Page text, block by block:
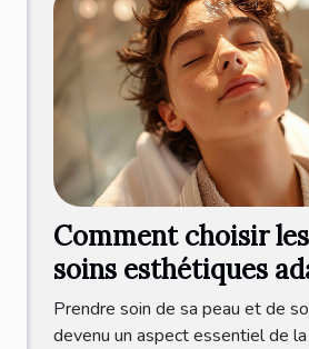
Comment choisir
soins esthétiques
besoins
Prendre soin de sa peau et de
devenu un aspect essentiel de